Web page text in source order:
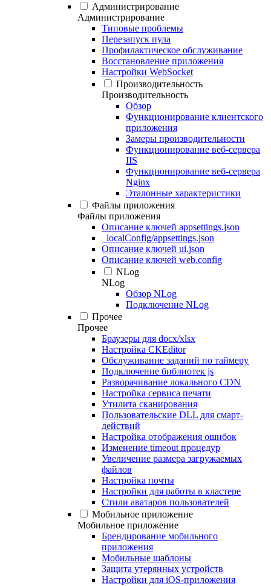
Администрирование
Администрирование
Типовые проблемы
Перезапуск пула
Профилактическое обслуживание
Восстановление приложения
Настройки WebSocket
Производительность
Производительность
Обзор
Функционирование клиентского
приложения
Замеры производительности
Функционирование веб-сервера
IIS
Функционирование веб-сервера
Nginx
Эталонные характеристики
Файлы приложения
Файлы приложения
Описание ключей appsettings.json
_localConfig/appsettings.json
Описание ключей ui.json
Описание ключей web.config
NLog
NLog
Обзор NLog
Подключение NLog
Прочее
Прочее
Браузеры для docx/xlsx
Настройка CKEditor
Обслуживание заданий по таймеру
Подключение библиотек js
Разворачивание локального CDN
Настройка сервиса печати
Утилита сканирования
Пользовательские DLL для смарт-
действий
Настройка отображения ошибок
Изменение timeout процедур
Увеличение размера загружаемых
файлов
Настройка почты
Настройки для работы в кластере
Стили аватаров пользователей
Мобильное приложение
Мобильное приложение
Брендирование мобильного
приложения
Мобильные шаблоны
Защита утерянных устройств
Настройки для iOS-приложения